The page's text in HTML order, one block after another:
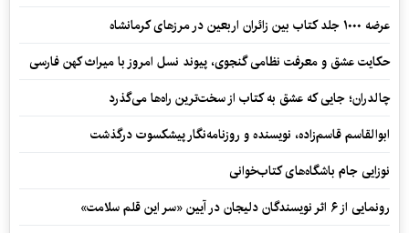
عرضه ۱۰۰۰ جلد کتاب بین زائران اربعین در مرزهای کرمانشاه
حکایت عشق و معرفت نظامی گنجوی، پیوند نسل امروز با میراث کهن فارسی
چالدران؛ جایی که عشق به کتاب از سخت‌ترین راه‌ها می‌گذرد
ابوالقاسم قاسم‌زاده، نویسنده و روزنامه‌نگار پیشکسوت درگذشت
نوزایی جام باشگاه‌های کتاب‌خوانی
رونمایی از ۶ اثر نویسندگان دلیجان در آیین «سر این قلم سلامت»